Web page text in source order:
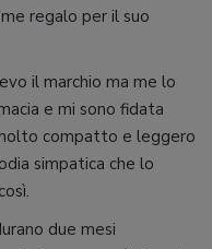
regalo per il suo
il marchio ma me lo
e mi sono fidata
compatto e leggero
simpatica che lo
due mesi